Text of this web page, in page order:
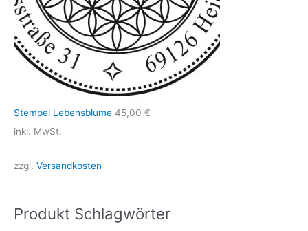
Stempel Lebensblume 45,00 €
inkl. MwSt.
zzgl. Versandkosten
Produkt Schlagwörter